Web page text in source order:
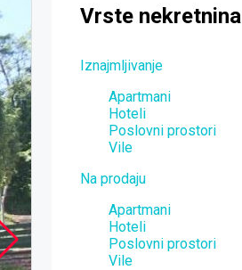
Vrste nekretnina
Iznajmljivanje
Apartmani
Hoteli
Poslovni prostori
Vile
Na prodaju
Apartmani
Hoteli
Poslovni prostori
Vile